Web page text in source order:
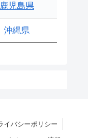
鹿児島県
沖縄県
イバシーポリシー